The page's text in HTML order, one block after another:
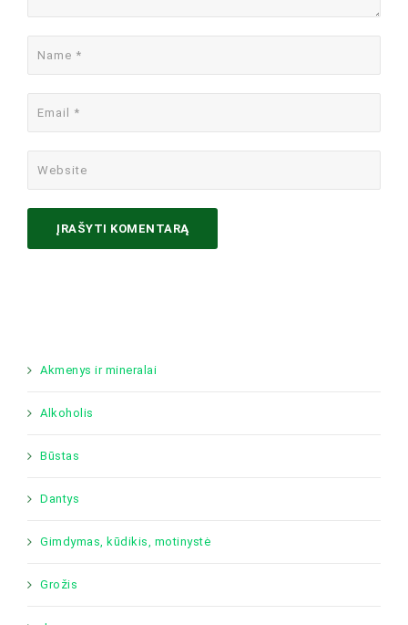
Akmenys ir mineralai
Alkoholis
Būstas
Dantys
Gimdymas, kūdikis, motinystė
Grožis